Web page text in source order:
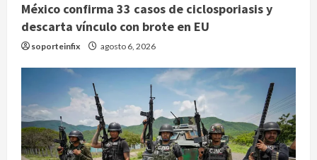
México confirma 33 casos de ciclosporiasis y
descarta vínculo con brote en EU
soporteinfix agosto 6, 2026